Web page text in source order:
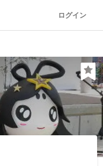
ログイン